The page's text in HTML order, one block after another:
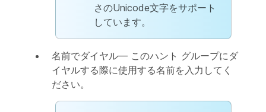
さのUnicode文字をサポート
しています。
名前でダイヤル— このハント グループにダ
イヤルする際に使用する名前を入力してく
ださい。